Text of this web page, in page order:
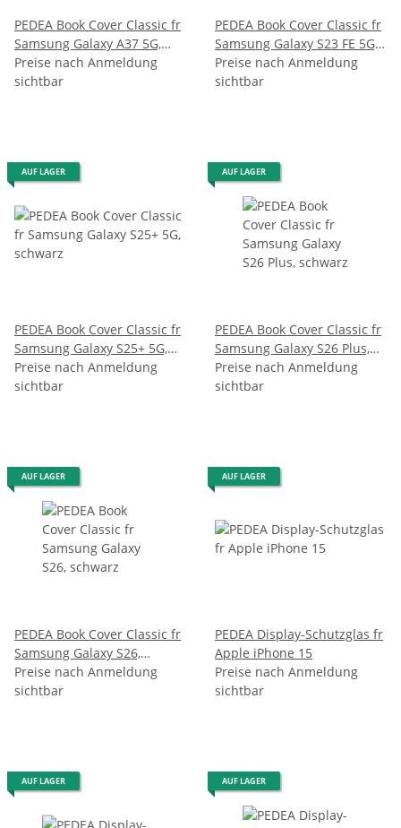
PEDEA Book Cover Classic fr
Samsung Galaxy A37 5G,
schwarz
Preise nach Anmeldung
sichtbar
PEDEA Book Cover Classic fr
Samsung Galaxy S23 FE 5G,
schwarz
Preise nach Anmeldung
sichtbar
AUF LAGER
PEDEA Book Cover Classic fr
Samsung Galaxy S25+ 5G,
schwarz
Preise nach Anmeldung
sichtbar
AUF LAGER
PEDEA Book Cover Classic fr
Samsung Galaxy S26 Plus,
schwarz
Preise nach Anmeldung
sichtbar
AUF LAGER
PEDEA Book Cover Classic fr
Samsung Galaxy S26,
schwarz
Preise nach Anmeldung
sichtbar
AUF LAGER
PEDEA Display-Schutzglas fr
Apple iPhone 15
Preise nach Anmeldung
sichtbar
AUF LAGER AUF LAGER